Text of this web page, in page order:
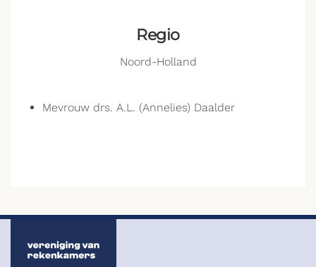
Regio
Noord-Holland
Mevrouw drs. A.L. (Annelies) Daalder